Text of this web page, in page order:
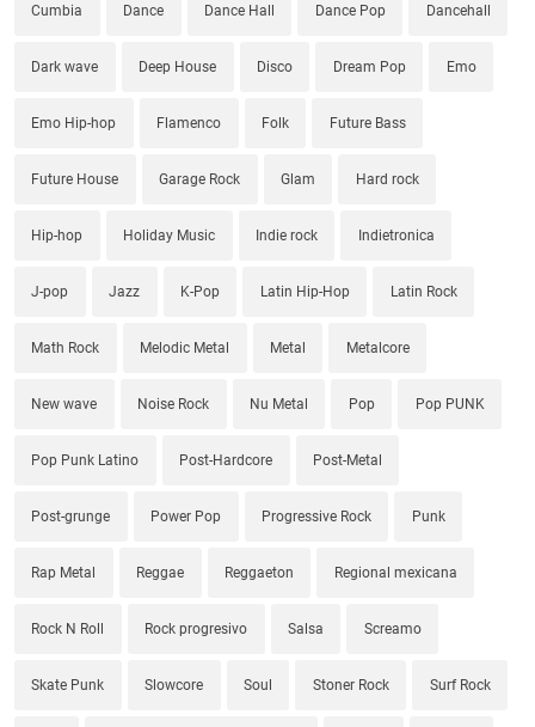
Cumbia Dance Dance Hall Dance Pop Dancehall
Dark wave Deep House Disco Dream Pop Emo
Emo Hip-hop Flamenco Folk Future Bass
Future House Garage Rock Glam Hard rock
Hip-hop Holiday Music Indie rock Indietronica
J-pop Jazz K-Pop Latin Hip-Hop Latin Rock
Math Rock Melodic Metal Metal Metalcore
New wave Noise Rock Nu Metal Pop Pop PUNK
Pop Punk Latino Post-Hardcore Post-Metal
Post-grunge Power Pop Progressive Rock Punk
Rap Metal Reggae Reggaeton Regional mexicana
Rock N Roll Rock progresivo Salsa Screamo
Skate Punk Slowcore Soul Stoner Rock Surf Rock